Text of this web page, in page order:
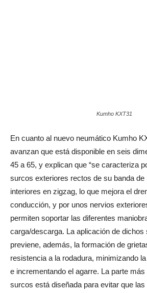
Kumho KXT31
En cuanto al nuevo neumático Kumho
avanzan que está disponible en seis
45 a 65, y explican que “se caracteriza
surcos exteriores rectos de su banda
interiores en zigzag, lo que mejora el
conducción, y por unos nervios
permiten soportar las diferentes
carga/descarga. La aplicación de
previene, además, la formación de
resistencia a la rodadura, minimizando
e incrementando el agarre. La parte más
surcos está diseñada para evitar que las